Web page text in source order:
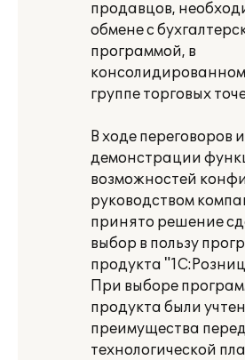
продавцов,
обмене с
программой, в
консолидированном
группе торговых
В ходе переговоров
демонстрации
возможностей
руководством
принято решение
выбор в пользу
продукта
При выборе
продукта были
преимущества
технологической